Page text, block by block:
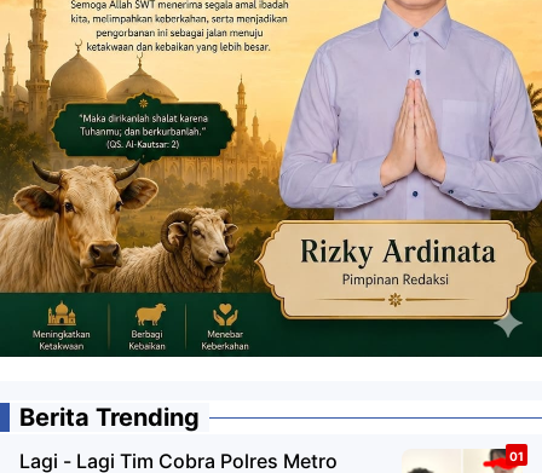
Berita Trending
Lagi - Lagi Tim Cobra Polres Metro